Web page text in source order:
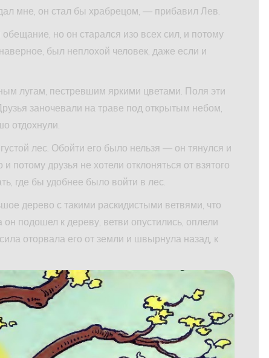
мне, он стал бы храбрецом, — прибавил Лев.
но он старался изо всех сил, и потому
был неплохой человек, даже если и
лугам, пестревшим яркими цветами. Поля эти
заночевали на траве под открытым небом,
отдохнули.
лес. Обойти его было нельзя — он тянулся и
потому друзья не хотели отклоняться от взятого
где бы удобнее было войти в лес.
дерево с такими раскидистыми ветвями, что
подошел к дереву, ветви опустились, оплели
оторвала его от земли и швырнула назад, к